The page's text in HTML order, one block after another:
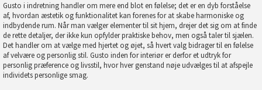
Gusto i indretning handler om mere end blot en følelse; det er en dyb forståelse
af, hvordan æstetik og funktionalitet kan forenes for at skabe harmoniske og
indbydende rum. Når man vælger elementer til sit hjem, drejer det sig om at finde
de rette detaljer, der ikke kun opfylder praktiske behov, men også taler til sjælen.
Det handler om at vælge med hjertet og øjet, så hvert valg bidrager til en følelse
af velvære og personlig stil. Gusto inden for interiør er derfor et udtryk for
personlig præference og livsstil, hvor hver genstand nøje udvælges til at afspejle
individets personlige smag.